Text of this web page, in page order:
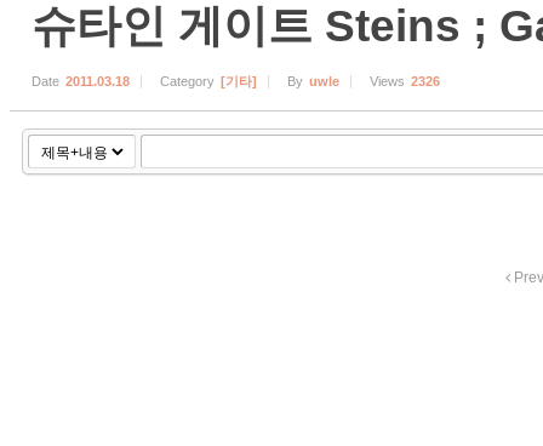
슈타인 게이트 Steins ;
Date 2011.03.18 Category [기타] By uwle Views 2326
Prev